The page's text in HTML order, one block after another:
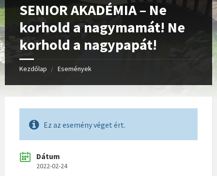
SENIOR AKADÉMIA – Ne
korhold a nagymamát! Ne
korhold a nagypapát!
Kezdőlap Események
Ez az esemény véget ért.
Dátum
2022-02-24